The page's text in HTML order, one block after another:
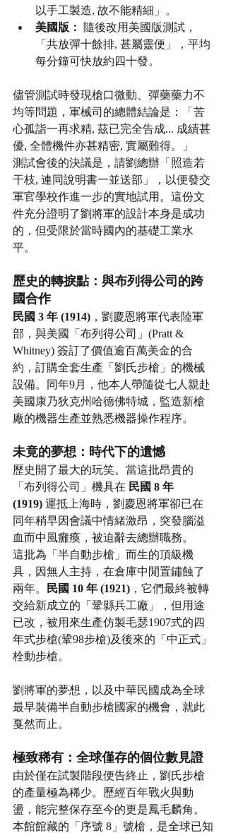
以手工製造, 故不能精細」。
美國版：
隨後改用美國版測試，
「共放彈十餘排, 甚屬靈便」，平均
每分鐘可快放約四十發。
儘管測試時發現槍口微動、彈藥藥力不
均等問題，軍械司的總體結論是：「苦
心孤詣一再求精, 茲已完全告成... 成績甚
優, 全體機件亦甚精密, 實屬難得。」
測試會後的決議是，請劉總辦「照造若
干枝, 連同說明書一並送部」，以便發交
軍官學校作進一步的實地試用。這份文
件充分證明了劉將軍的設計本身是成功
的，但受限於當時國內的基礎工業水
平。
歷史的轉捩點：與布列得公司的跨
國合作
民國 3 年 (1914) ，劉慶恩將軍代表陸軍
部，與美國「布列得公司」(Pratt &
Whitney) 簽訂了價值逾百萬美金的合
約，訂購全套生產「劉氏步槍」的機械
設備。同年9月，他本人帶隨從七人親赴
美國康乃狄克州哈德佛特城，監造新槍
廠的機器生產並熟悉機器操作程序。
未竟的夢想：時代下的遺憾
歷史開了最大的玩笑。當這批昂貴的
「布列得公司」機具在 民國 8 年
(1919) 運抵上海時，劉慶恩將軍卻已在
同年稍早因會議中情緒激昂，突發腦溢
血而中風癱瘓，被迫辭去總辦職務。
這批為「半自動步槍」而生的頂級機
具，因無人主持，在倉庫中閒置鏽蝕了
兩年。
民國 10 年 (1921) ，它們最終被轉
交給新成立的「鞏縣兵工廠」，但用途
已改，被用來生產仿製毛瑟1907式的四
年式步槍(鞏98步槍)及後來的「中正式」
栓動步槍。
劉將軍的夢想，以及中華民國成為全球
最早裝備半自動步槍國家的機會，就此
戛然而止。
極致稀有：全球僅存的個位數見證
由於僅在試製階段便告終止，劉氏步槍
的產量極為稀少。歷經百年戰火與動
盪，能完整保存至今的更是鳳毛麟角。
本館館藏的「序號 8」號槍，是全球已知